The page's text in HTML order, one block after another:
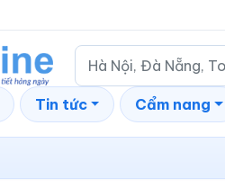
Tin tức Cẩm nang